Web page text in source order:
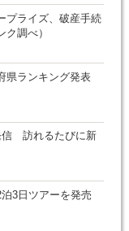
プライズ、破産手続
調べ）
県ランキング発表
信 訪れるたびに新
3日ツアーを発売